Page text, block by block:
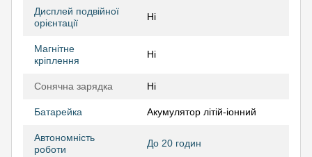
Дисплей подвійної
орієнтації
Ні
Магнітне
кріплення
Ні
Сонячна зарядка Ні
Батарейка Акумулятор літій-іонний
Автономність
роботи
До 20 годин